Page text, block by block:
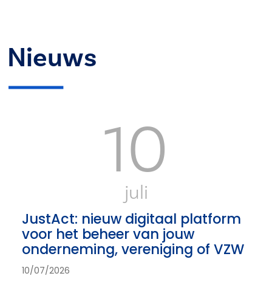
Nieuws
10
juli
JustAct: nieuw digitaal platform
voor het beheer van jouw
onderneming, vereniging of VZW
10/07/2026